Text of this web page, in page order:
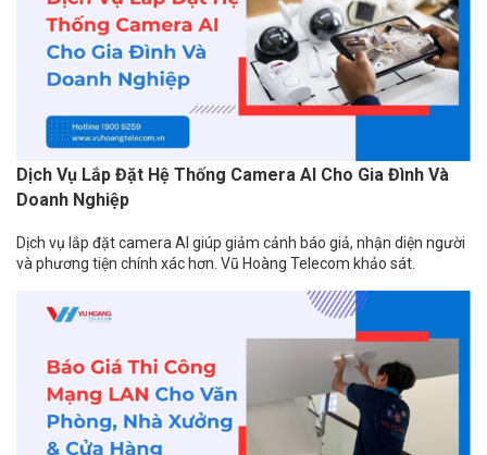
Dịch Vụ Lắp Đặt Hệ Thống Camera AI Cho Gia Đình Và
Doanh Nghiệp
Dịch vụ lắp đặt camera AI giúp giảm cảnh báo giả, nhận diện người
và phương tiện chính xác hơn. Vũ Hoàng Telecom khảo sát.